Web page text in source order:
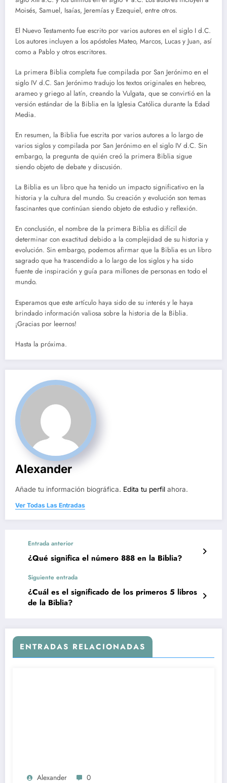
Moisés, Samuel, Isaías, Jeremías y Ezequiel, entre otros.
El Nuevo Testamento fue escrito por varios autores en el siglo I d.C.
Los autores incluyen a los apóstoles Mateo, Marcos, Lucas y Juan, así
como a Pablo y otros escritores.
La primera Biblia completa fue compilada por San Jerónimo en el
siglo IV d.C. San Jerónimo tradujo los textos originales en hebreo,
arameo y griego al latín, creando la Vulgata, que se convirtió en la
versión estándar de la Biblia en la Iglesia Católica durante la Edad
Media.
En resumen, la Biblia fue escrita por varios autores a lo largo de
varios siglos y compilada por San Jerónimo en el siglo IV d.C. Sin
embargo, la pregunta de quién creó la primera Biblia sigue
siendo objeto de debate y discusión.
La Biblia es un libro que ha tenido un impacto significativo en la
historia y la cultura del mundo. Su creación y evolución son temas
fascinantes que continúan siendo objeto de estudio y reflexión.
En conclusión, el nombre de la primera Biblia es difícil de
determinar con exactitud debido a la complejidad de su historia y
evolución. Sin embargo, podemos afirmar que la Biblia es un libro
sagrado que ha trascendido a lo largo de los siglos y ha sido
fuente de inspiración y guía para millones de personas en todo el
mundo.
Esperamos que este artículo haya sido de su interés y le haya
brindado información valiosa sobre la historia de la Biblia.
¡Gracias por leernos!
Hasta la próxima.
Alexander
Añade tu información biográfica. Edita tu perfil ahora.
Ver Todas Las Entradas
Entrada anterior
¿Qué significa el número 888 en la Biblia?
Siguiente entrada
¿Cuál es el significado de los primeros 5 libros
de la Biblia?
ENTRADAS RELACIONADAS
Alexander 0